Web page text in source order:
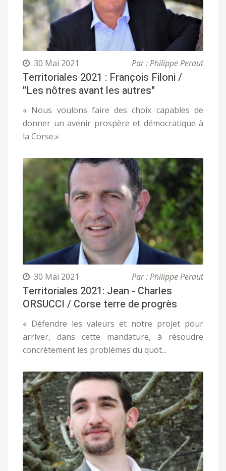
30 Mai 2021 Par : Philippe Peraut
Territoriales 2021 : François Filoni /
"Les nôtres avant les autres"
« Nous voulons faire des choix capables de
donner un avenir prospère et démocratique à
la Corse.»
30 Mai 2021 Par : Philippe Peraut
Territoriales 2021: Jean - Charles
ORSUCCI / Corse terre de progrès
« Défendre les valeurs et notre projet pour
arriver, dans cette mandature, à résoudre
concrètement les problèmes du quot...